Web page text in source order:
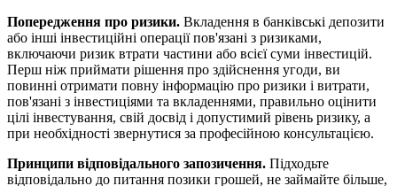
Попередження про ризики. Вкладення в банківські депозити
або інші інвестиційні операції пов'язані з ризиками,
включаючи ризик втрати частини або всієї суми інвестицій.
Перш ніж приймати рішення про здійснення угоди, ви
повинні отримати повну інформацію про ризики і витрати,
пов'язані з інвестиціями та вкладеннями, правильно оцінити
цілі інвестування, свій досвід і допустимий рівень ризику, а
при необхідності звернутися за професійною консультацією.
Принципи відповідального запозичення. Підходьте
відповідально до питання позики грошей, не займайте більше,